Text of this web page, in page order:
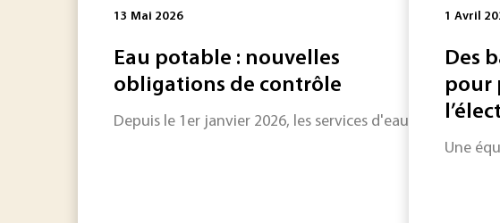
13 Mai 2026
Eau potable : nouvelles
obligations de contrôle
Depuis le 1er janvier 2026, les services d'eau doivent
1 Avril
Des
pour
Une